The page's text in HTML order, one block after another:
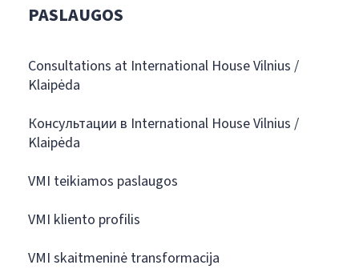
PASLAUGOS
Consultations at International House Vilnius /
Klaipėda
Консультации в International House Vilnius /
Klaipėda
VMI teikiamos paslaugos
VMI kliento profilis
VMI skaitmeninė transformacija